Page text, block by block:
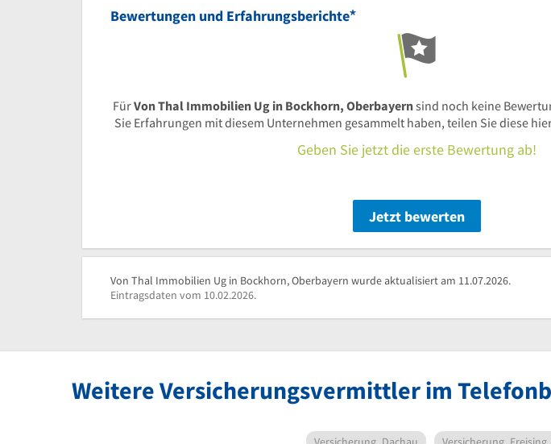
Uhr
12
Bewertungen und Erfahrungsberichte*
FürVon Thal Immobilien Ug in Bockhorn, Oberbayernsind noch keine
Sie Erfahrungen mit diesem Unternehmen gesammelt haben, teilen Sie diese
Geben Sie jetzt die erste Bewertung ab!
Jetzt bewerten
Von Thal Immobilien Ug in Bockhorn, Oberbayern wurde aktualisiert am 11.07.2026.
Eintragsdaten vom 10.02.2026.
Weitere Versicherungsvermittler im